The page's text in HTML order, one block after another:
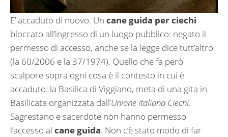
E’ accaduto di nuovo. Un cane guida per ciechi
bloccato all’ingresso di un luogo pubblico: negato il
permesso di accesso, anche se la legge dice tutt’altro
(la 60/2006 e la 37/1974). Quello che fa però
scalpore sopra ogni cosa è il contesto in cui è
accaduto: la Basilica di Viggiano, meta di una gita in
Basilicata organizzata dall’Unione Italiana Ciechi.
Sagrestano e sacerdote non hanno permesso
l’accesso al cane guida. Non c’è stato modo di far